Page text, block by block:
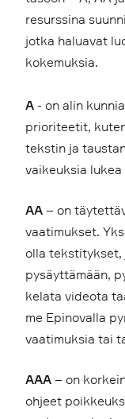
resurssina
jotka haluavat
kokemuksia.
A - on alin
prioriteetit,
tekstin ja
vaikeuksia
AA – on
vaatimukset.
olla
pysäyttämään,
kelata videota
me Epinovalla
vaatimuksia tai
AAA – on
ohjeet